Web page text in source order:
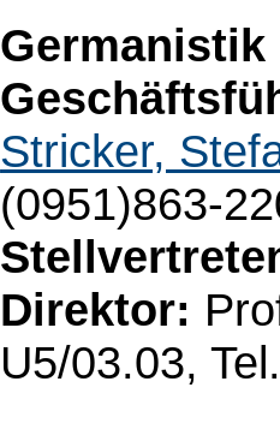
Germanistik
Stricker,
(0951)863-
Direktor:
U5/03.03,